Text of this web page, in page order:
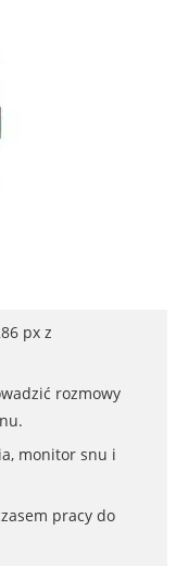
px z
rozmowy
monitor snu i
pracy do